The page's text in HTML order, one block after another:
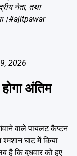
नेता, तथा
#ajitpawar
2026
अंतिम
वाले पायलट कैप्टन
घाट में किया
है कि बुधवार को हुए